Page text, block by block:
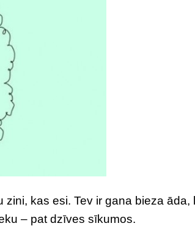
kas esi. Tev ir gana bieza āda,
– pat dzīves sīkumos.